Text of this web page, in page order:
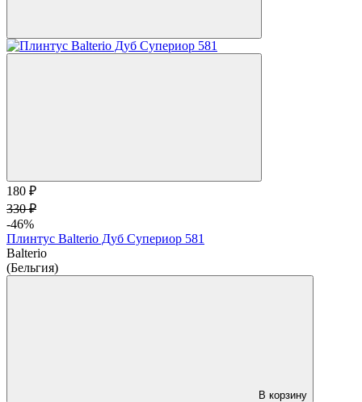
180 ₽
330 ₽
-46%
Плинтус Balterio Дуб Супериор 581
Balterio
(Бельгия)
В корзину